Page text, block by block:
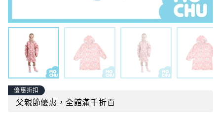
優惠折扣
父親節優惠，全館滿千折百